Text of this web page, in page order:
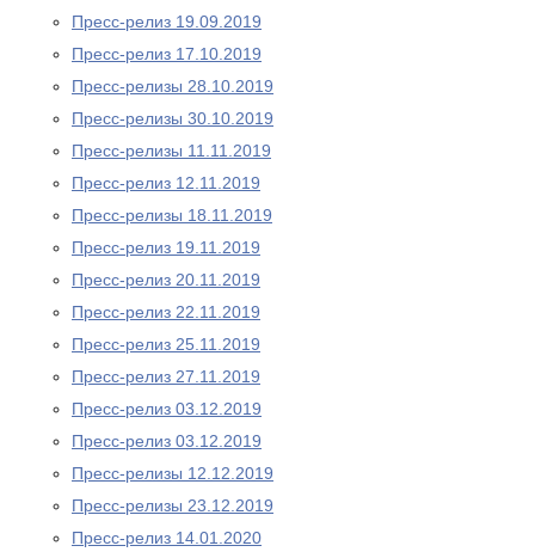
Пресс-релиз 19.09.2019
Пресс-релиз 17.10.2019
Пресс-релизы 28.10.2019
Пресс-релизы 30.10.2019
Пресс-релизы 11.11.2019
Пресс-релиз 12.11.2019
Пресс-релизы 18.11.2019
Пресс-релиз 19.11.2019
Пресс-релиз 20.11.2019
Пресс-релиз 22.11.2019
Пресс-релиз 25.11.2019
Пресс-релиз 27.11.2019
Пресс-релиз 03.12.2019
Пресс-релиз 03.12.2019
Пресс-релизы 12.12.2019
Пресс-релизы 23.12.2019
Пресс-релиз 14.01.2020